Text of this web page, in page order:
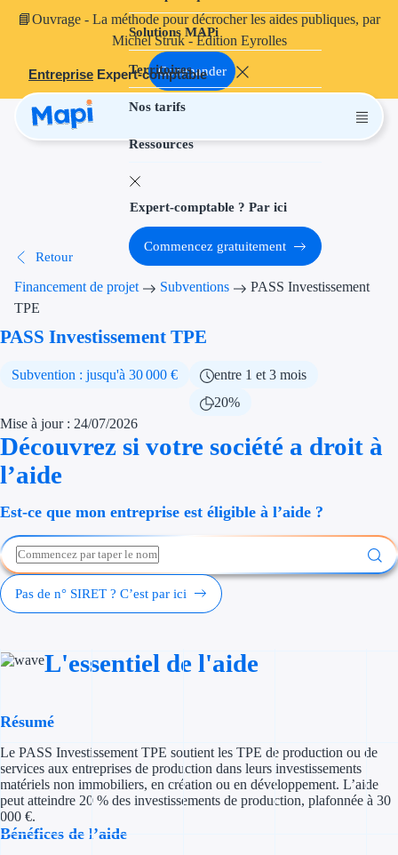
📘Ouvrage - La méthode pour décrocher les aides publiques, par
Michel Struk - Édition Eyrolles
Commander
Entreprise Expert-comptable
Solutions MAPi
Territoires
Nos tarifs
Ressources
Projets finançables
Aides à
Aides
Thématiques
Financement
Aides RSE
Création
Cession
Subventions
Concours
Expert-comptable ? Par ici
Commencez gratuitement
Retour
Financement de projet Subventions
PASS Investissement
TPE
PASS Investissement TPE
Subvention : jusqu'à 30 000 €
entre 1 et 3 mois
20%
Mise à jour : 24/07/2026
Découvrez si votre société a droit à
l’aide
Est-ce que mon entreprise est éligible à l’aide ?
Pas de n° SIRET ? C’est par ici
L'essentiel de l'aide
Résumé
Le PASS Investissement TPE soutient les TPE de production ou de
services aux entreprises de production dans leurs investissements
matériels non immobiliers, en création ou en développement. L’aide
peut atteindre 20 % des investissements de production, plafonnée à 30
000 €.
Bénéfices de l’aide